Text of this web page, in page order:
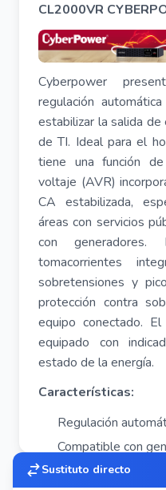
CL2000VR
Cyberpower
regulación
estabilizar la salida
de TI. Ideal para el
tiene una función
voltaje (AVR)
CA estabilizada,
áreas con servicios
con generadores.
tomacorrientes
sobretensiones y
protección contra
equipo conectado.
equipado con
estado de la energía.
Características:
Regulación
Compatible con
Protección de
Sustituto directo